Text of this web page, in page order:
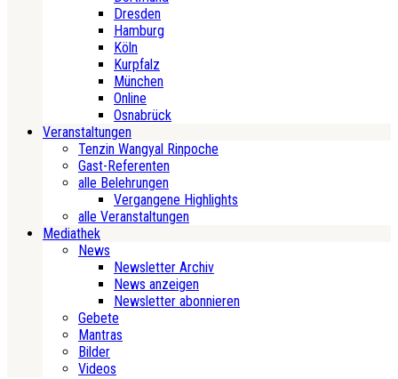
Dresden
Hamburg
Köln
Kurpfalz
München
Online
Osnabrück
Veranstaltungen
Tenzin Wangyal Rinpoche
Gast-Referenten
alle Belehrungen
Vergangene Highlights
alle Veranstaltungen
Mediathek
News
Newsletter Archiv
News anzeigen
Newsletter abonnieren
Gebete
Mantras
Bilder
Videos